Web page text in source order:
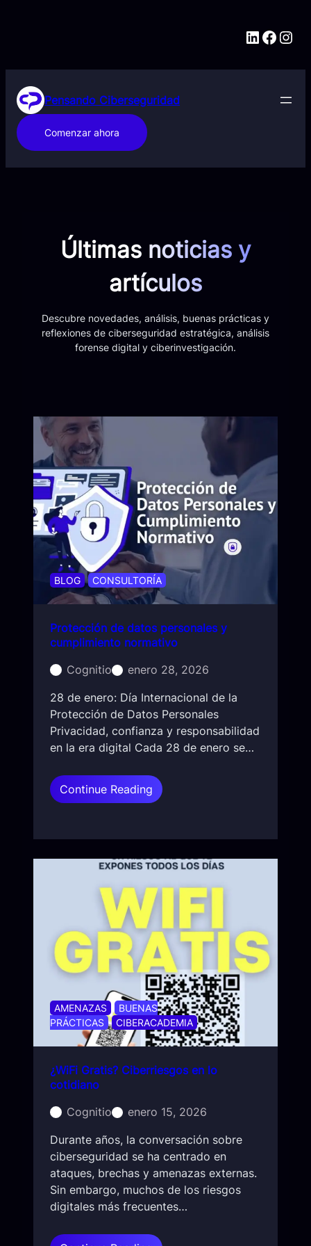
LinkedIn
Pensando Ciberseguridad
Comenzar ahora
Últimas noticias y
artículos
Descubre novedades, análisis, buenas prácticas y
reflexiones de ciberseguridad estratégica, análisis
forense digital y ciberinvestigación.
BLOG CONSULTORÍA
Protección de datos personales y
cumplimiento normativo
Cognitio
enero 28, 2026
28 de enero: Día Internacional de la
Protección de Datos Personales
Privacidad, confianza y responsabilidad
en la era digital Cada 28 de enero se…
Continue Reading
P
o
t
e
c
c
n
d
e
d
a
t
s
s
o
n
a
l
s
AMENAZAS
BUENAS
PRÁCTICAS
CIBERACADEMIA
¿WiFi Gratis? Ciberriesgos en lo
cotidiano
Cognitio
enero 15, 2026
Durante años, la conversación sobre
ciberseguridad se ha centrado en
ataques, brechas y amenazas externas.
Sin embargo, muchos de los riesgos
digitales más frecuentes…